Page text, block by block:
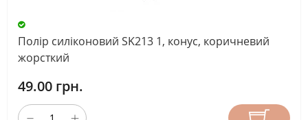
Полір силіконовий SK213 1, конус, коричневий
жорсткий
49.00 грн.